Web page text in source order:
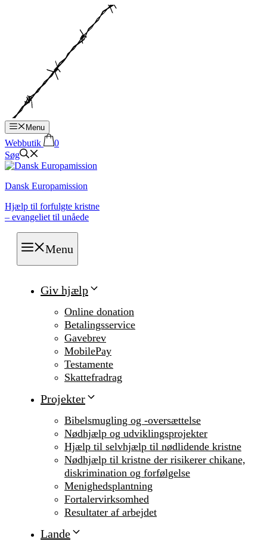
Menu
Webbutik
0
Søg
Dansk Europamission
Hjælp til forfulgte kristne
– evangeliet til unåede
Menu
Giv hjælp
Online donation
Betalingsservice
Gavebrev
MobilePay
Testamente
Skattefradrag
Projekter
Bibelsmugling og -oversættelse
Nødhjælp og udviklingsprojekter
Hjælp til selvhjælp til nødlidende kristne
Nødhjælp til kristne der risikerer chikane,
diskrimination og forfølgelse
Menighedsplantning
Fortalervirksomhed
Resultater af arbejdet
Lande